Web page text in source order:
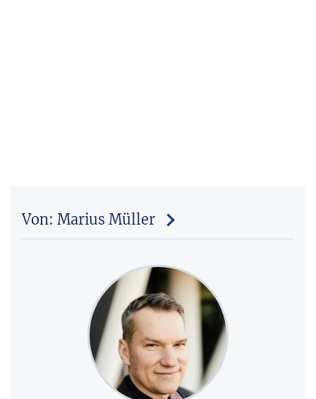
Von: Marius Müller